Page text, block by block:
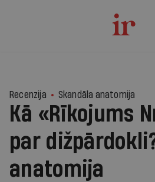
Recenzija Skandāla anatomija
Kā «Rīkojums
par
anatomija